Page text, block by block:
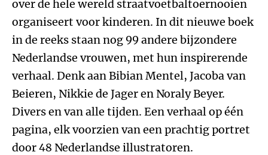
over de hele wereld straatvoetbaltoernooien
organiseert voor kinderen. In dit nieuwe boek
in de reeks staan nog 99 andere bijzondere
Nederlandse vrouwen, met hun inspirerende
verhaal. Denk aan Bibian Mentel, Jacoba van
Beieren, Nikkie de Jager en Noraly Beyer.
Divers en van alle tijden. Een verhaal op één
pagina, elk voorzien van een prachtig portret
door 48 Nederlandse illustratoren.